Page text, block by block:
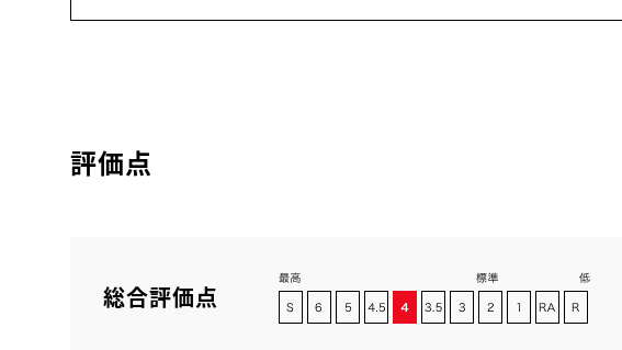
評価点
総合評価点